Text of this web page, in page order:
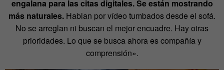
engalana para las citas digitales. Se están mostrando
más naturales. Hablan por vídeo tumbados desde el sofá.
No se arreglan ni buscan el mejor encuadre. Hay otras
prioridades. Lo que se busca ahora es compañía y
comprensión».